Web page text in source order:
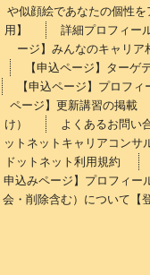
や似顔絵であなたの個性を
用】
詳細プロフィー
ージ】みんなのキャリア
【申込ページ】ターゲ
【申込ページ】プロフ
ページ】更新講習の掲載
け）
よくあるお問い
ットネットキャリアコンサ
ドットネット利用規約
申込みページ】プロフィー
会・削除含む）について【